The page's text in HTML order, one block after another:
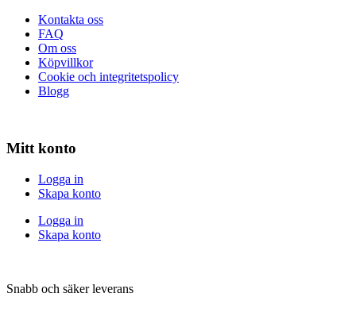
Kontakta oss
FAQ
Om oss
Köpvillkor
Cookie och integritetspolicy
Blogg
Mitt konto
Logga in
Skapa konto
Logga in
Skapa konto
Snabb och säker leverans